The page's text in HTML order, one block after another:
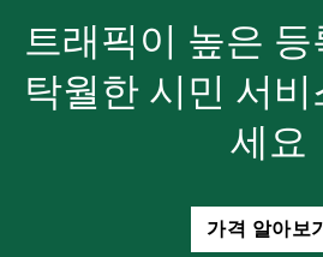
트래픽이 높은
탁월한 시민 서
세요
가격 알아보